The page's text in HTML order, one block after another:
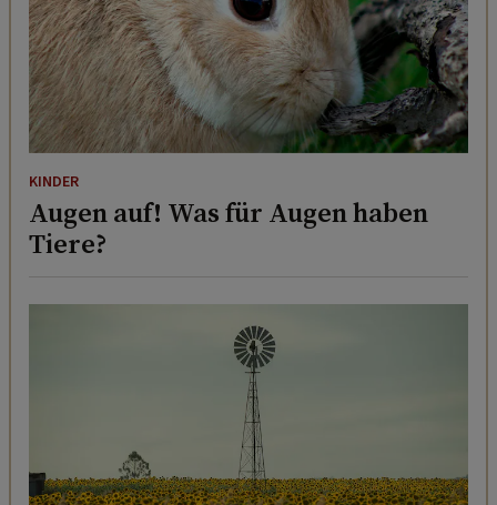
KINDER
Augen auf! Was für Augen haben
Tiere?